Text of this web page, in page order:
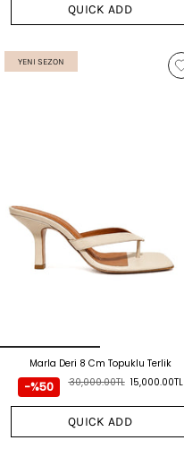
QUICK ADD
YENI SEZON
Marla Deri 8 Cm Topuklu Terlik
15,000.00TL
30,000.00TL
-%50
QUICK ADD